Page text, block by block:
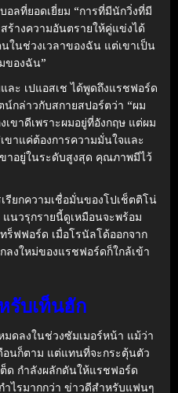
อลที่ยอดเยี่ยม “การที่มีนักวิ่งที่มี
ร้างความอันตรายให้คู่แข่งได้
ในช่วงเวลาของฉัน แต่เขาเป็น
ของฉัน”
ะ เปแอสเช ได้พูดถึงแรชฟอร์ด
กล่าวกับสกายสปอร์ตว่า “ผม
ขาดีเพราะผมอยู่ที่อังกฤษ แต่ผม
ขาแค่ต้องการความมั่นใจและ
ขาอยู่ในระดับสูงสุด คุณภาพมีไว้
รียกความเชื่อมั่นของโปเช็ตติโน่
นวรุกรายนี้ดูเหมือนจะพร้อม
ร็ฟฟอร์ด เมื่อโรนัลโด้ออกจาก
ลงใหม่ของแรชฟอร์ดก็ใกล้เข้า
รับเท็นฮัก
ดลงในช่วงซัมเมอร์หน้า แม้ว่า
อนก็ตาม แต่แทนที่จะกระตุ้นตัว
ด กำลังผลักดันให้แรชฟอร์ด
ไรมากกว่า ข่าวดีสำหรับแฟนๆ